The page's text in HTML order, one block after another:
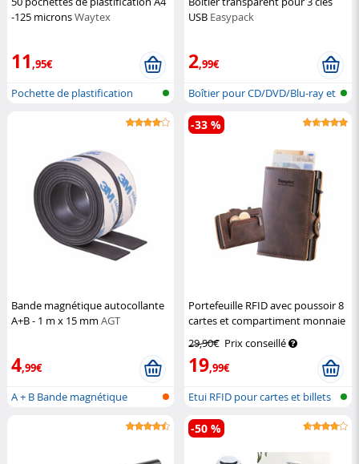
-125 micronsWaytex
11 ,95€
Pochette de plastification
USB Easypack
2,99€
Boîtier pour CD/DVD/Blu-ray et
clé...
Bande magnétique autocollante
A+B - 1 m x 15 mm AGT
4,99€
A + B Bande magnétique
Portefeuille RFID avec poussoir 8
cartes et compartiment monnaie
29,90€ Prix conseillé
19,99€
-33 %
Etui RFID pour cartes et billets
de...
-50 %